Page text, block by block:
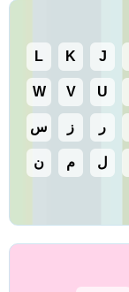
J
K
L
U
V
W
ر ز س
ل م ن